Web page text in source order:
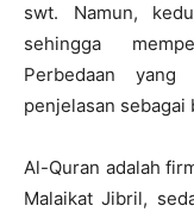
swt. Namun,
sehingga
Perbedaan yang
penjelasan sebagai
Al-Quran adalah
Malaikat Jibril,